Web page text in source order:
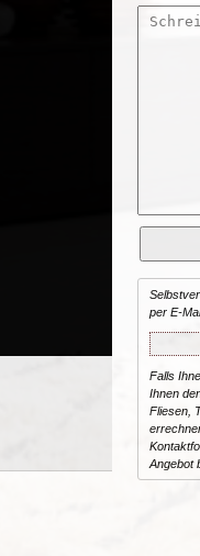
per E-
Falls
Ihnen
Fliesen,
Angebot